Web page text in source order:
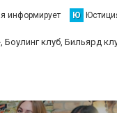
информирует Ю
Боулинг клуб, Бильярд